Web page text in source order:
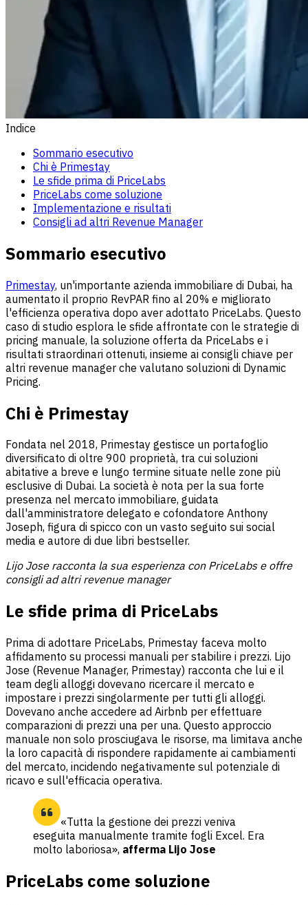
Indice
Sommario esecutivo
Chi è Primestay
Le sfide prima di PriceLabs
PriceLabs come soluzione
Implementazione e risultati
Consigli ad altri Revenue Manager
Sommario esecutivo
Primestay, un'importante azienda immobiliare di Dubai, ha
aumentato il proprio RevPAR fino al 20% e migliorato
l'efficienza operativa dopo aver adottato PriceLabs. Questo
caso di studio esplora le sfide affrontate con le strategie di
pricing manuale, la soluzione offerta da PriceLabs e i
risultati straordinari ottenuti, insieme ai consigli chiave per
altri revenue manager che valutano soluzioni di Dynamic
Pricing.
Chi è Primestay
Fondata nel 2018, Primestay gestisce un portafoglio
diversificato di oltre 900 proprietà, tra cui soluzioni
abitative a breve e lungo termine situate nelle zone più
esclusive di Dubai. La società è nota per la sua forte
presenza nel mercato immobiliare, guidata
dall'amministratore delegato e cofondatore Anthony
Joseph, figura di spicco con un vasto seguito sui social
media e autore di due libri bestseller.
Lijo Jose racconta la sua esperienza con PriceLabs e offre
consigli ad altri revenue manager
Le sfide prima di PriceLabs
Prima di adottare PriceLabs, Primestay faceva molto
affidamento su processi manuali per stabilire i prezzi. Lijo
Jose (Revenue Manager, Primestay) racconta che lui e il
team degli alloggi dovevano ricercare il mercato e
impostare i prezzi singolarmente per tutti gli alloggi.
Dovevano anche accedere ad Airbnb per effettuare
comparazioni di prezzi una per una. Questo approccio
manuale non solo prosciugava le risorse, ma limitava anche
la loro capacità di rispondere rapidamente ai cambiamenti
del mercato, incidendo negativamente sul potenziale di
ricavo e sull'efficacia operativa.
«Tutta la gestione dei prezzi veniva
eseguita manualmente tramite fogli Excel. Era
molto laboriosa», afferma Lijo Jose
PriceLabs come soluzione